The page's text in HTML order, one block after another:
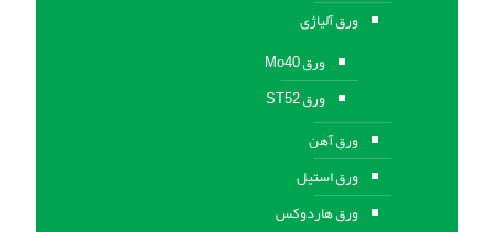
ورق آلیاژی
ورق Mo40
ورق ST52
ورق آهن
ورق استيل
ورق هاردوکس